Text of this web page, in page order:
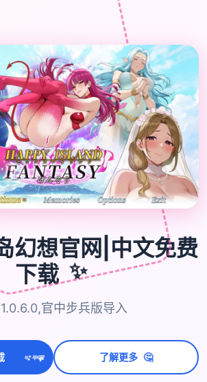
幻想官网|中文免费
下载 ✨
官中步兵版导入
✨⭐💫 了解更多 🤔